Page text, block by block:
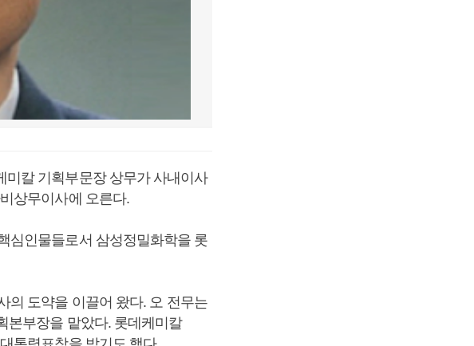
칼 기획부문장 상무가 사내이사
상무이사에 오른다.
심인물들로서 삼성정밀화학을 롯
의 도약을 이끌어 왔다. 오 전무는
본부장을 맡았다. 롯데케미칼